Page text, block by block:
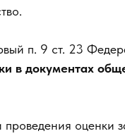
п. 9 ст. 23
в документах
оценки